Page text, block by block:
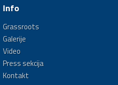
Info
Grassroots
Galerije
Video
Press sekcija
Kontakt